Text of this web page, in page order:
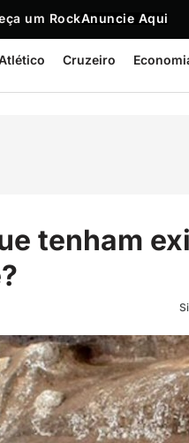
um RockAnuncie Aqui
Cruzeiro
tenham